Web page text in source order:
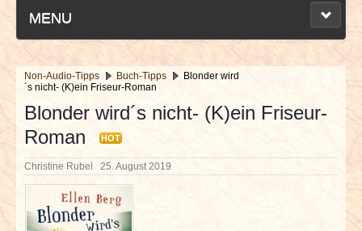
MENU
NEUESTE ARTIKEL
NEWS & DATES
BERICHTE
VERLOSUNGEN
Non-Audio-Tipps Buch-Tipps
Blonder wird
´s nicht- (K)ein Friseur-Roman
Blonder wird´s nicht- (K)ein Friseur-
Roman
HOT
Christine Rubel 25. August 2019